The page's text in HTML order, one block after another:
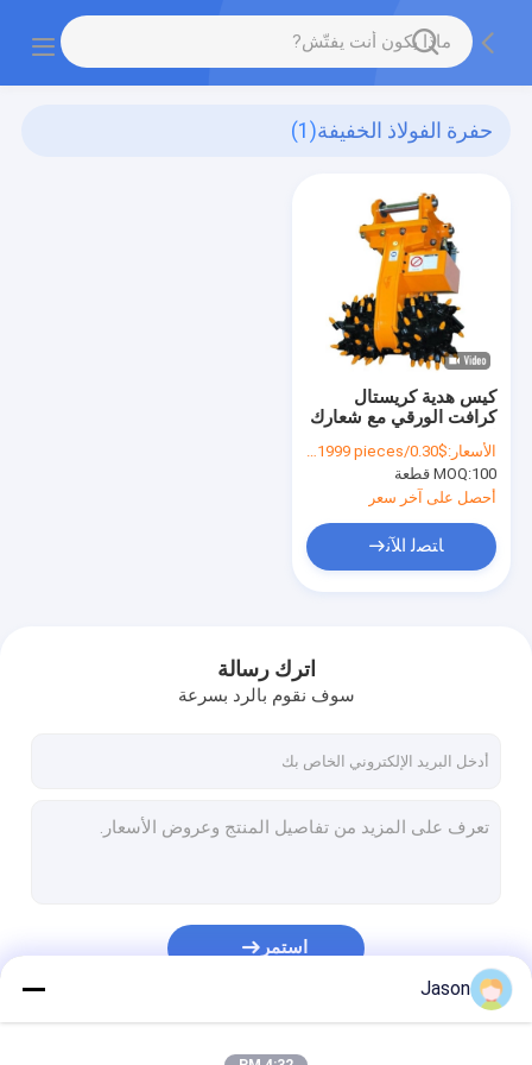
حفرة الفولاذ الخفيفة(1)
كيس هدية كريستال
كرافت الورقي مع شعارك
الخاص لحفلة عيد الميلاد
الزخرفية
الأسعار:$0.30/pieces 100-1999 pieces
MOQ:100 قطعة
أحصل على آخر سعر
ﺎﺘﺼﻟ ﺍﻶﻧ
اترك رسالة
سوف نقوم بالرد بسرعة
استمر
Jason